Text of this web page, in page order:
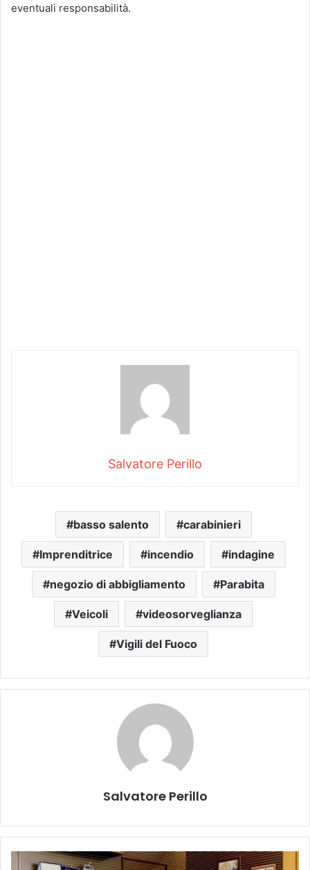
eventuali responsabilità.
Salvatore Perillo
basso salento carabinieri
Imprenditrice incendio indagine
negozio di abbigliamento Parabita
Veicoli videosorveglianza
Vigili del Fuoco
Salvatore Perillo